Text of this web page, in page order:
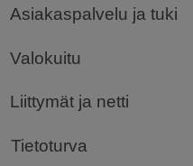
Asiakaspalvelu ja tuki
Valokuitu
Liittymät ja netti
Tietoturva